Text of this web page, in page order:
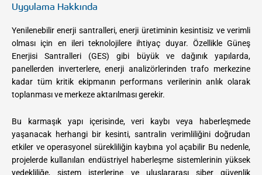
Uygulama Hakkında
Yenilenebilir enerji santralleri, enerji üretiminin kesintisiz ve verimli
olması için en ileri teknolojilere ihtiyaç duyar. Özellikle Güneş
Enerjisi Santralleri (GES) gibi büyük ve dağınık yapılarda,
panellerden inverterlere, enerji analizörlerinden trafo merkezine
kadar tüm kritik ekipmanın performans verilerinin anlık olarak
toplanması ve merkeze aktarılması gerekir.
Bu karmaşık yapı içerisinde, veri kaybı veya haberleşmede
yaşanacak herhangi bir kesinti, santralin verimliliğini doğrudan
etkiler ve operasyonel sürekliliğin kaybına yol açabilir Bu nedenle,
projelerde kullanılan endüstriyel haberleşme sistemlerinin yüksek
yedekliliğe, sistem isterlerine ve uluslararası siber güvenlik